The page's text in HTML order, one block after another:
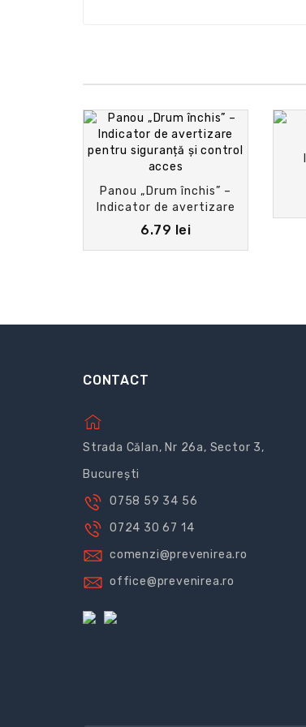
Panou „Drum închis” –
Indicator de avertizare
pentru siguranță și
6.79 lei
CONTACT
Strada Călan, Nr 26a, Sector 3,
București
0758 59 34 56
0724 30 67 14
comenzi@prevenirea.ro
office@prevenirea.ro